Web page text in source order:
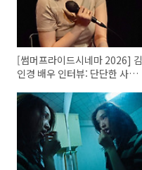
[썸머프라이드시네마 2026] 김
인경 배우 인터뷰: 단단한 사람